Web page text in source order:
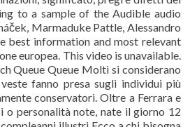
to a sample of the Audible audio
Marmaduke Pattle, Alessandro
best information and most relevant
europea. This video is unavailable.
Queue Queue Molti si considerano
fanno presa sugli individui più
conservatori. Oltre a Ferrara e
o personalità note, nate il giorno 12